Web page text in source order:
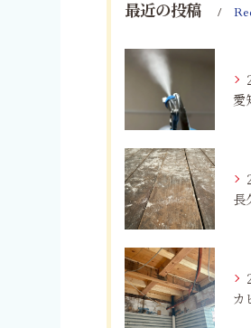
最近の投稿